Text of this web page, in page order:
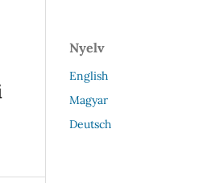
Nyelv
English
Magyar
Deutsch